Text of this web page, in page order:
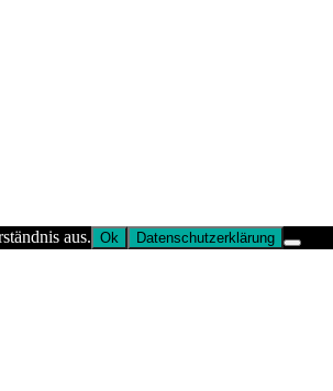
aus. Ok Datenschutzerklärung